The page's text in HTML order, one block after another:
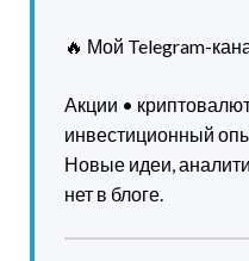
🔥 Мой Telegram-
Акции •
инвестиционный
Новые идеи,
нет в блоге.